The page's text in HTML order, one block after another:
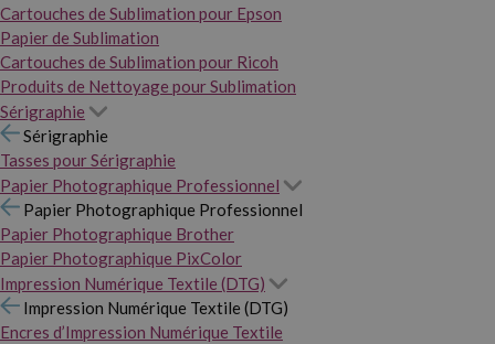
Cartouches de Sublimation pour Epson
Papier de Sublimation
Cartouches de Sublimation pour Ricoh
Produits de Nettoyage pour Sublimation
Sérigraphie
Sérigraphie
Tasses pour Sérigraphie
Papier Photographique Professionnel
Papier Photographique Professionnel
Papier Photographique Brother
Papier Photographique PixColor
Impression Numérique Textile (DTG)
Impression Numérique Textile (DTG)
Encres d’Impression Numérique Textile